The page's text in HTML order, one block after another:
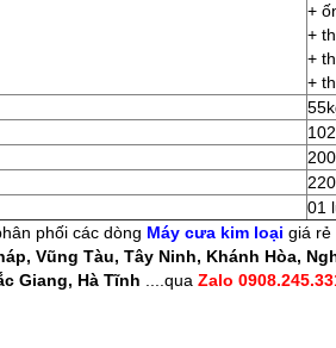
+
+
+
+
01
phối các dòng Máy cưa kim loại giá rẻ
Vũng Tàu, Tây Ninh, Khánh Hòa,
Giang, Hà Tĩnh ....qua Zalo